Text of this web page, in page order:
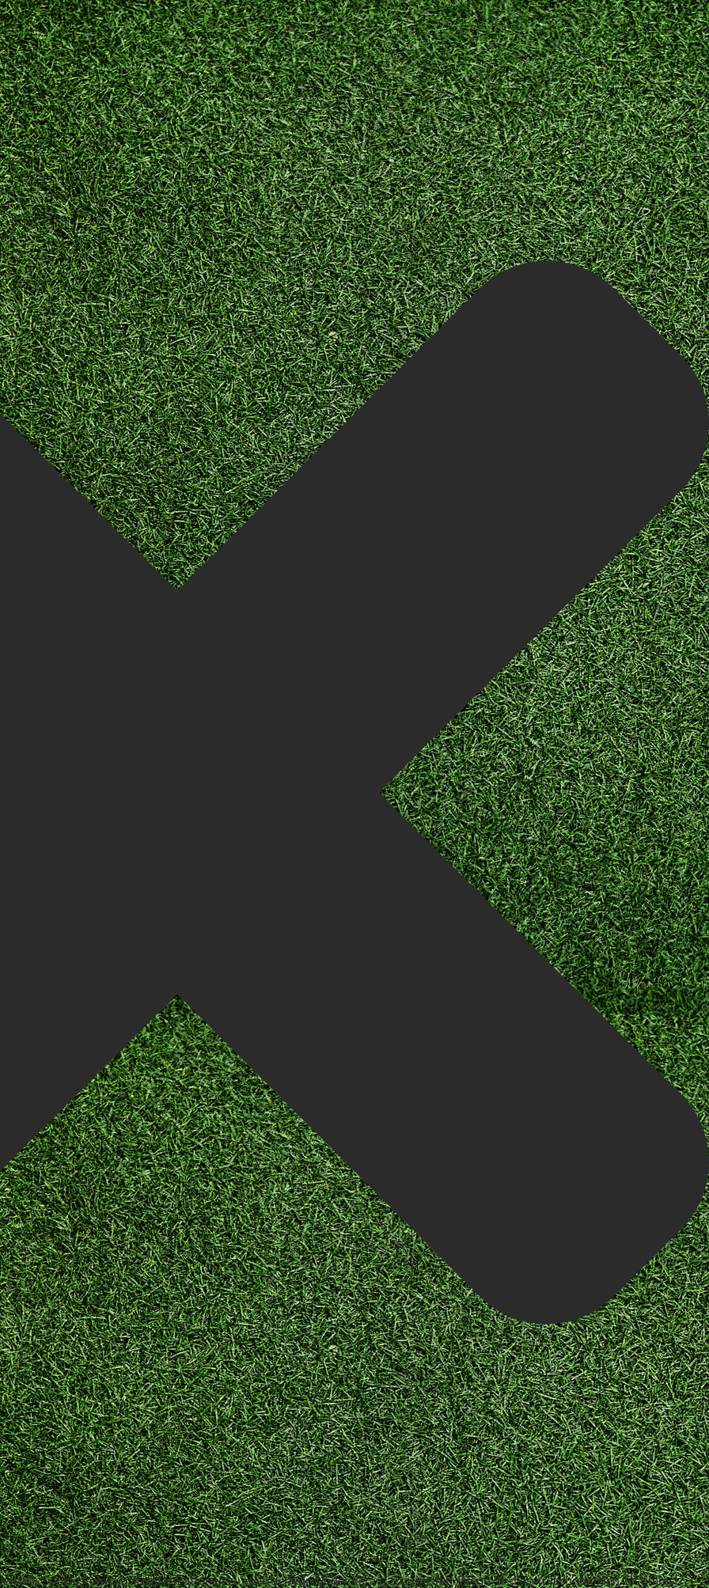
wie Cookies, um Geräteinformationen zu speichern und/oder darauf zuzugreifen. Wenn du diesen Technologien zustimmst,